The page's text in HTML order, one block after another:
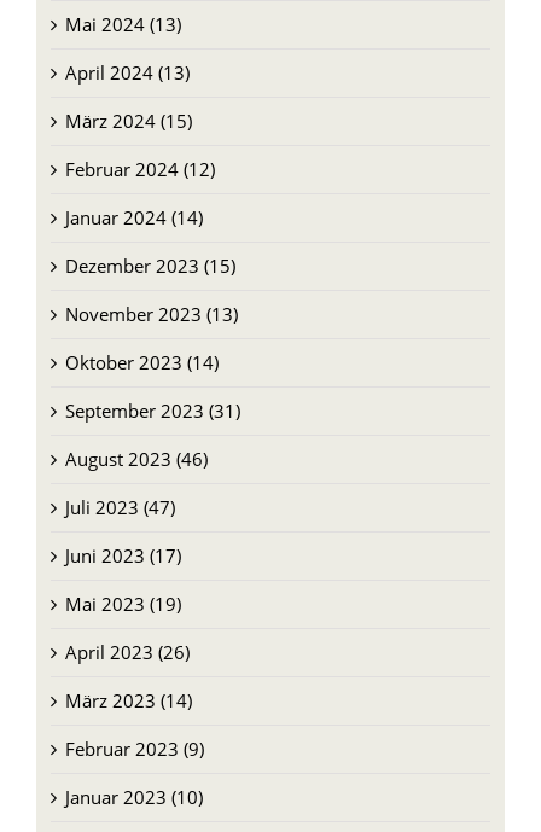
Mai 2024 (13)
April 2024 (13)
März 2024 (15)
Februar 2024 (12)
Januar 2024 (14)
Dezember 2023 (15)
November 2023 (13)
Oktober 2023 (14)
September 2023 (31)
August 2023 (46)
Juli 2023 (47)
Juni 2023 (17)
Mai 2023 (19)
April 2023 (26)
März 2023 (14)
Februar 2023 (9)
Januar 2023 (10)